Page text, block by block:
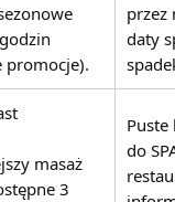
promocje).
przez
daty
masaż
3
Puste
do